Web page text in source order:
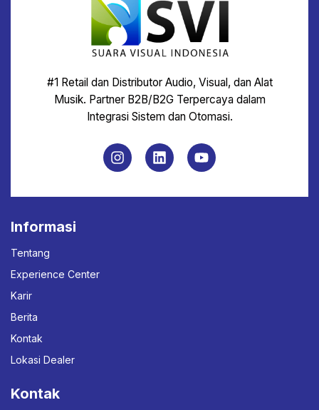
#1 Retail dan Distributor Audio, Visual, dan Alat
Musik. Partner B2B/B2G Terpercaya dalam
Integrasi Sistem dan Otomasi.
Informasi
Tentang
Experience Center
Karir
Berita
Kontak
Lokasi Dealer
Kontak